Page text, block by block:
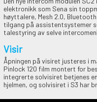
elektronikk som Sena sin
høyttalere, Mesh 2.0,
tilgang på assistentsystemer
talestyring av selve
Visir
Åpningen på visiret justeres i
Pinlock 120 film montert for
integrerte solvisiret betjenes
hjelmen, og solvisiret i S3 har